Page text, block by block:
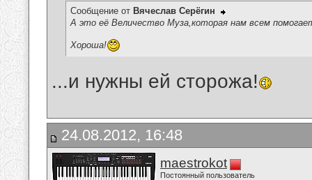
Сообщение от Вячеслав Серёгин
А это её Величество Муза,которая нам всем
Хороша!
...и нужны ей сторожа!
24.08.2012, 16:48
maestrokot
Постоянный пользователь